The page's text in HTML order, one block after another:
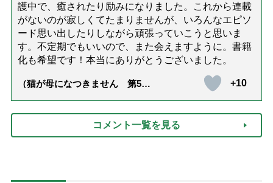
護中で、癒されたり励みになりました。これから連載
がないのが寂しくてたまりませんが、いろんなエピソ
ード思い出したりしながら頑張っていこうと思いま
す。不定期でもいいので、また会えますように。書籍
化も希望です！本当にありがとうございました。
（猫が母になつきません 第500
+10
コメント一覧を見る